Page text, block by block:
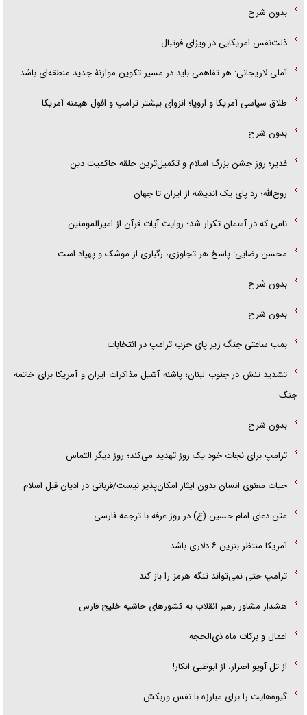
بدون شرح
ذلت‌نفس امریکایی در ویزای فوتبال
آملی لاریجانی: هر تفاهمی باید در مسیر تکوین موازنۀ جدید منطقه‌ای باشد
طلاق سیاسی آمریکا و اروپا؛ انزوای بیشتر ترامپ و افول هیمنه آمریکا
بدون شرح
غدیر؛ روز جشن بزرگ اسلام و تکمیل‌ترین حلقه حاکمیت دین
روح‌الله؛ رد پای یک اندیشه از ایران تا جهان
نامی که در آسمان تکرار شد؛ روایت آیات قرآن از امیرالمومنین
محسن رضایی: پاسخ هر تجاوزی، رگباری از موشک و پهپاد است
بدون شرح
بدون شرح
بمب ساعتی جنگ زیر پای حزب ترام‍پ در انتخابات
تشدید تنش در جنوب لبنان؛ پاشنه آشیل مذاکرات ایران و آمریکا برای خاتمه
جنگ
بدون شرح
ترامپ برای نجات خود یک روز تهدید می‌کند؛ روز دیگر التماس
حیات معنوی انسان بدون ایثار امکان‌پذیر نیست/قربانی در ادیان قبل اسلام
متن دعای امام حسین (ع) در روز عرفه با ترجمه فارسی
آمریکا منتظر بنزین ۶ دلاری باشد
ترامپ حتی نمی‌تواند تنگه هرمز را باز کند
هشدار مشاور رهبر انقلاب به کشور‌های حاشیه خلیج فارس
اعمال و برکات ماه ذی‌الحجه
از تل آویو اصرار، از ابوظبی انکار!
گیوه‌هایت را برای مبارزه با نفس وربکش